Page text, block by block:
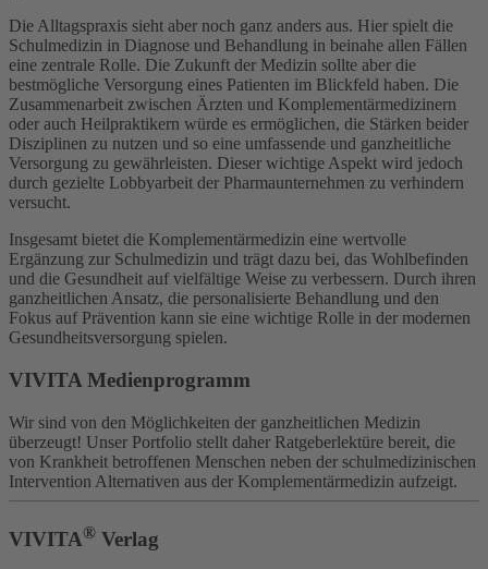
Die Alltagspraxis sieht aber noch ganz anders aus. Hier spielt die
Schulmedizin in Diagnose und Behandlung in beinahe allen Fällen
eine zentrale Rolle. Die Zukunft der Medizin sollte aber die
bestmögliche Versorgung eines Patienten im Blickfeld haben. Die
Zusammenarbeit zwischen Ärzten und Komplementärmedizinern
oder auch Heilpraktikern würde es ermöglichen, die Stärken beider
Disziplinen zu nutzen und so eine umfassende und ganzheitliche
Versorgung zu gewährleisten. Dieser wichtige Aspekt wird jedoch
durch gezielte Lobbyarbeit der Pharmaunternehmen zu verhindern
versucht.
Insgesamt bietet die Komplementärmedizin eine wertvolle
Ergänzung zur Schulmedizin und trägt dazu bei, das Wohlbefinden
und die Gesundheit auf vielfältige Weise zu verbessern. Durch ihren
ganzheitlichen Ansatz, die personalisierte Behandlung und den
Fokus auf Prävention kann sie eine wichtige Rolle in der modernen
Gesundheitsversorgung spielen.
VIVITA Medienprogramm
Wir sind von den Möglichkeiten der ganzheitlichen Medizin
überzeugt! Unser Portfolio stellt daher Ratgeberlektüre bereit, die
von Krankheit betroffenen Menschen neben der schulmedizinischen
Intervention Alternativen aus der Komplementärmedizin aufzeigt.
VIVITA® Verlag